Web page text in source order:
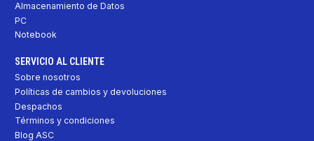
Almacenamiento de Datos
PC
Notebook
SERVICIO AL CLIENTE
Sobre nosotros
Políticas de cambios y devoluciones
Despachos
Términos y condiciones
Blog ASC